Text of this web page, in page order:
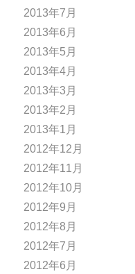
2013年7月
2013年6月
2013年5月
2013年4月
2013年3月
2013年2月
2013年1月
2012年12月
2012年11月
2012年10月
2012年9月
2012年8月
2012年7月
2012年6月